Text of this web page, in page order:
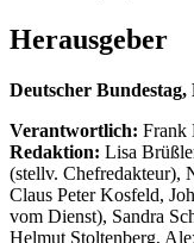
Herausgeber
Deutscher
Verantwortlich: Frank
Redaktion: Lisa
(stellv. Chefredakteur),
Claus Peter Kosfeld,
vom Dienst), Sandra
Helmut Stoltenberg,